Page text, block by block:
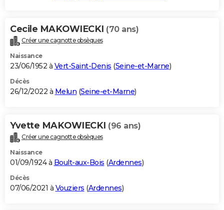
Carte de Noël
Carte Bonne année
Carte Saint-Valentin
Carte Pâques
Carte d'anniversaire
DICTIONNAIRE
Dictionnaire
Biographies
Citations
Expressions
Proverbes
PROGRAMME TV
S'inscrire
Se connecter
Lycées
Collèges
Primaires
Universités
Entreprises
Service militaire
Avis de recherche
AVIS DE DÉCÈS
Bricolage
Lifestyle
Culture
Sport
Auto
Television
Voyage
Cinema
Cecile MAKOWIECKI (70 ans)
Créer une cagnotte obsèques
Naissance
23/06/1952 à Vert-Saint-Denis (Seine-et-Marne)
Décès
26/12/2022 à Melun (Seine-et-Marne)
Yvette MAKOWIECKI (96 ans)
Créer une cagnotte obsèques
Naissance
01/09/1924 à Boult-aux-Bois (Ardennes)
Décès
07/06/2021 à Vouziers (Ardennes)